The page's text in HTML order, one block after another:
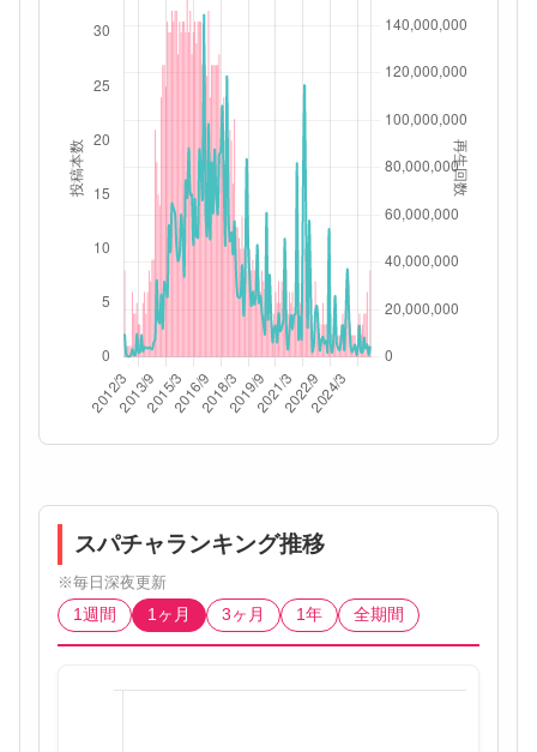
スパチャランキング推移
※毎日深夜更新
1週間
1ヶ月 3ヶ月 1年 全期間